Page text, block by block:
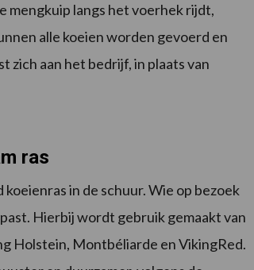
mengkuip langs het voerhek rijdt,
alle koeien worden gevoerd en
zich aan het bedrijf, in plaats van
ras
in de schuur. Wie op bezoek
Hierbij wordt gebruik gemaakt van
Holstein, Montbéliarde en VikingRed.